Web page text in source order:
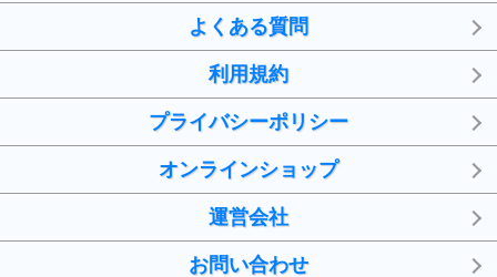
よくある質問
利用規約
プライバシーポリシー
オンラインショップ
運営会社
お問い合わせ